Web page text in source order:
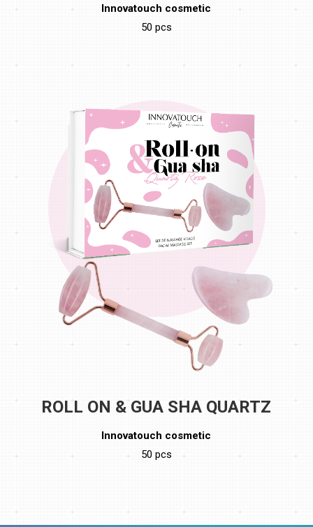
Innovatouch cosmetic
50 pcs
ROLL ON & GUA SHA QUARTZ
Innovatouch cosmetic
50 pcs